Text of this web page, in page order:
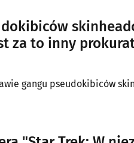
za to inny
gangu pseudokibiców